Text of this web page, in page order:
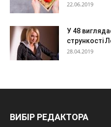
22.06.2019
У 48
стрункості
28.04.2019
ВИБІР РЕДАКТОРА